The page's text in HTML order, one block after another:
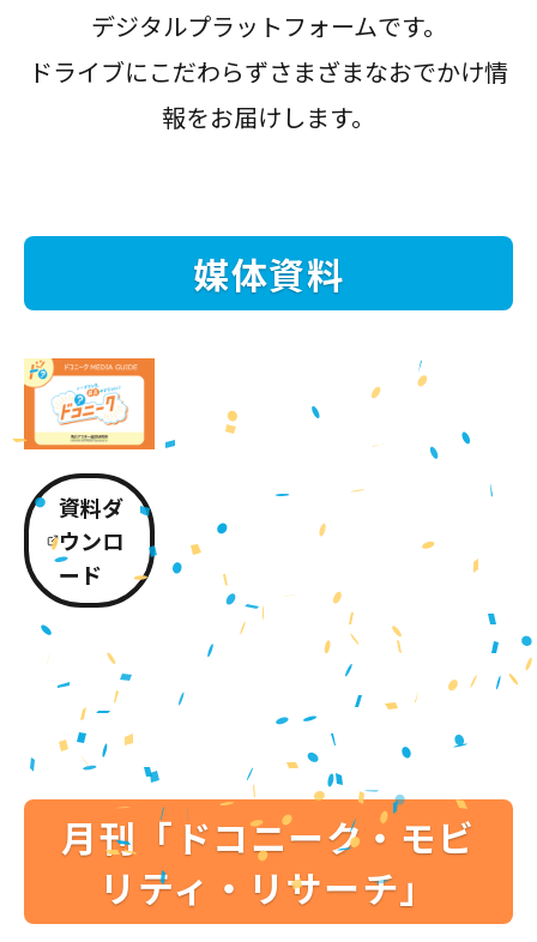
デジタルプラットフォームです。
ドライブにこだわらずさまざまなおでかけ情
報をお届けします。
媒体資料
資料ダ
ウンロ
ード
月刊「ドコニーク・モビ
リティ・リサーチ」